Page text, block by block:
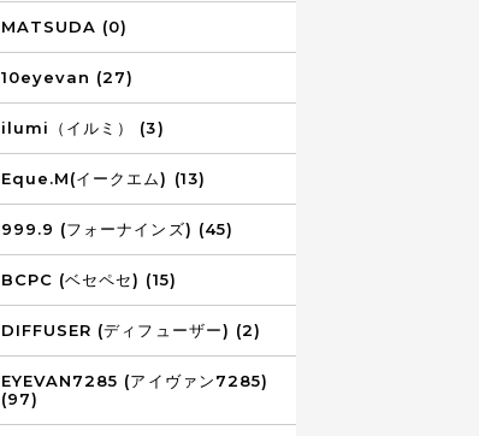
MATSUDA (0)
10eyevan (27)
ilumi（イルミ） (3)
Eque.M(イークエム) (13)
999.9 (フォーナインズ) (45)
BCPC (ベセペセ) (15)
DIFFUSER (ディフューザー) (2)
EYEVAN7285 (アイヴァン7285)
(97)